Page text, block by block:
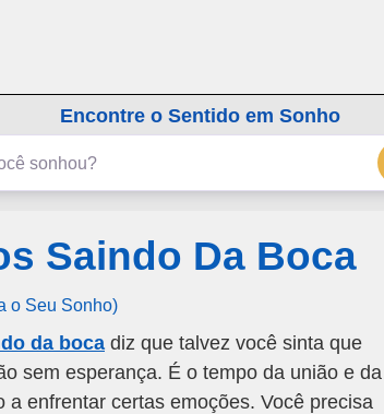
Encontre o Sentido em Sonho
Saindo Da Boca
o Seu Sonho)
da boca diz que talvez você sinta que
sem esperança. É o tempo da união e da
enfrentar certas emoções. Você precisa